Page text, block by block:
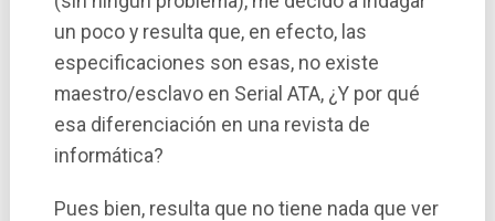
un poco y resulta que, en efecto, las
especificaciones son esas, no existe
maestro/esclavo en Serial ATA, ¿Y por qué
esa diferenciación en una revista de
informática?
Pues bien, resulta que no tiene nada que ver